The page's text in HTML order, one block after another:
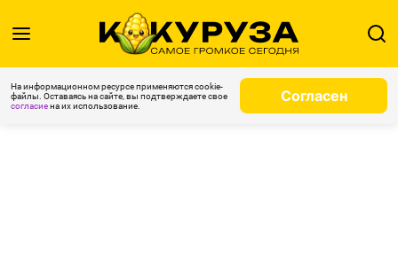
На информационном ресурсе применяются cookie-
файлы. Оставаясь на сайте, вы подтверждаете свое
согласиена их использование.
Согласен